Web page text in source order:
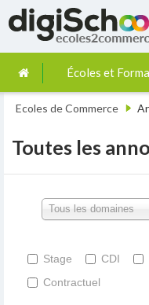
Écoles et
Ecoles de Commerce
Toutes les
Tous les domaines
Stage CDI
Contractuel